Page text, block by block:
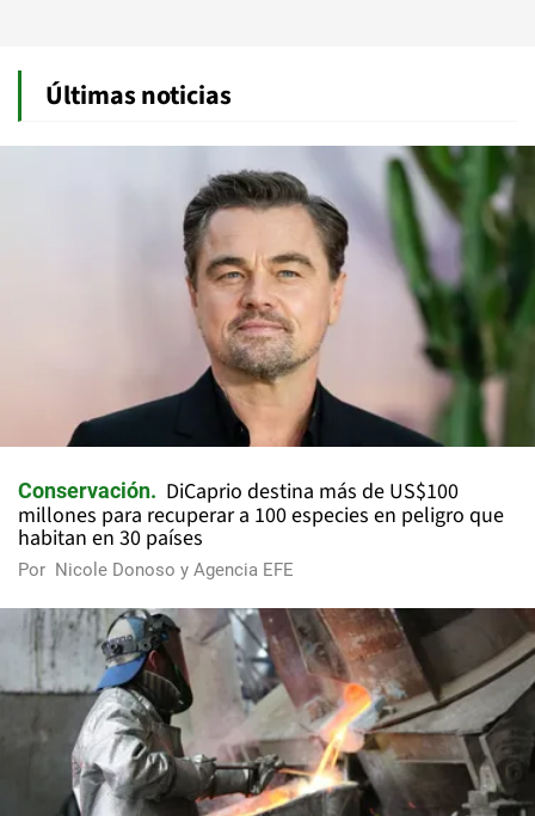
Últimas noticias
Conservación
DiCaprio destina más de US$100
millones para recuperar a 100 especies en peligro que
habitan en 30 países
Por Nicole Donoso y Agencia EFE